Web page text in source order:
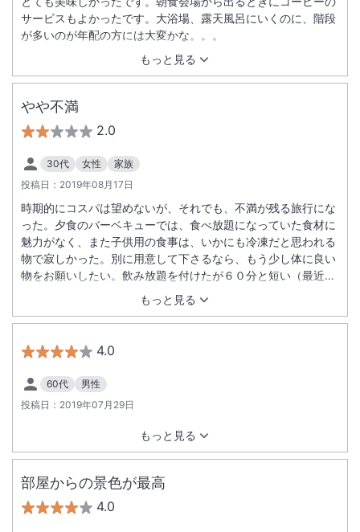
もっと見る
サービスもよかったです。大浴場、露天風呂にいくのに、階段
が多いのが年配の方には大変かな。。。
やや不満
2.0
30代 女性
家族
投稿日： 2019年08月17日
もっと見る
時期的にコスパは望めないが、それでも、不満が残る旅行にな
った。夕食のバーベキューでは、食べ放題になっていた食材に
魅力がなく、また子供用の食事は、いかにも冷凍だと思われる
物で寂しかった。別に用意して下さるなら、もう少し体に良い
物をお願いしたい。飲み放題を付けたが６０分と短い（最近の
飲食店は、９０分が多いと思う）。朝食のバイキングでは、も
う少し温かい食べ物や手の込んだ料理を頂けたら嬉しい。選ぶ
楽しみがわかず、食欲がわかなかった。食事内容とは反対に食
事会場の方々は、笑顔で話しかけてくれたりと気持ちが良かっ
た。スタッフの方で印象に残ったのはフロントの特にご年配の
方々。笑顔がなく、少し横柄なふるまいの方がいたのが残念だ
った。お部屋は清潔で、お布団もとても気持ちが良かった。良
いところもあったが、全体的に不満が残り、宿を決めた私にと
4.0
60代
男性
投稿日： 2019年07月29日
もっと見る
部屋からの景色が最高
4.0